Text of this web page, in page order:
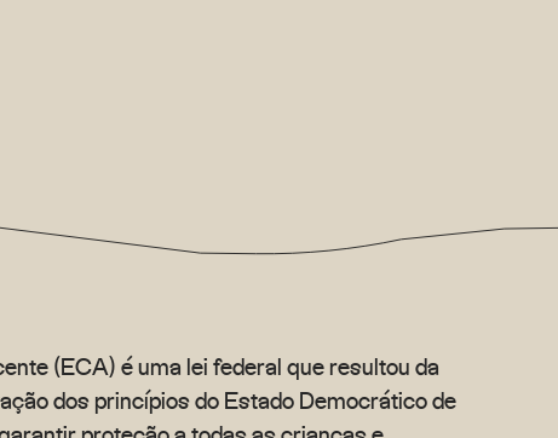
(ECA) é uma lei federal que resultou da
dos princípios do Estado Democrático de